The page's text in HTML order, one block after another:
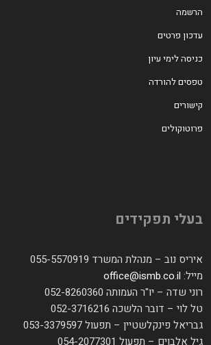
הרשמה
עדכון פרטים
כניסה לימי עיון
טפסים להורדה
קישורים
פרוטוקולים
בעלי תפקידים
איריס נוב – מנהלת המשרד 055-5570919
מייל: office@ismb.co.il
רוני שדה – יו"ר העמותה 052-8260360
טל לוי – דובר הלשכה 052-3716216
גבריאל פינקלשטיין – תפעול 053-3379597
גיל אלבוים – תפעול 054-2077301